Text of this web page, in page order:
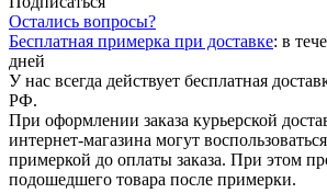
Остались вопросы?
Бесплатная примерка при доставке: в
дней
У нас всегда действует бесплатная
РФ.
При оформлении заказа курьерской
интернет-магазина могут
примеркой до оплаты заказа. При этом
подошедшего товара после примерки.